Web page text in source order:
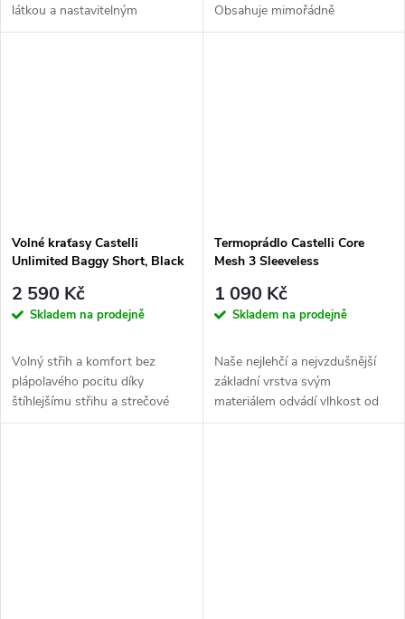
látkou a nastavitelným
větráním, které vás udrží v
Obsahuje mimořádně
pohodlnou bezešvou vložku
Volné kraťasy Castelli
Unlimited Baggy Short, Black
2 590 Kč
Skladem na prodejně
Volný střih a komfort bez
plápolavého pocitu díky
štíhlejšímu střihu a strečové
tkané látce. Tyto volné šortky
Termoprádlo Castelli Core
Mesh 3 Sleeveless
1 090 Kč
Skladem na prodejně
Naše nejlehčí a nejvzdušnější
základní vrstva svým
materiálem odvádí vlhkost od
pokožky, zatímco otevřená